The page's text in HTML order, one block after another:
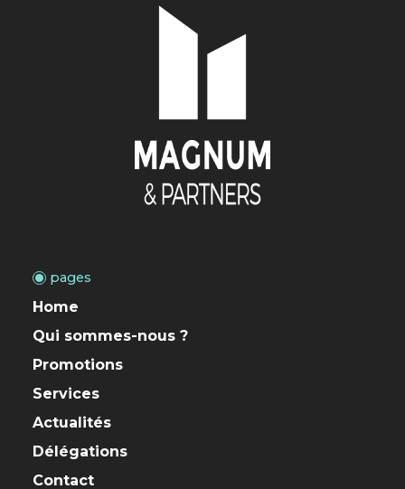
pages
Home
Qui sommes-nous ?
Promotions
Services
Actualités
Délégations
Contact